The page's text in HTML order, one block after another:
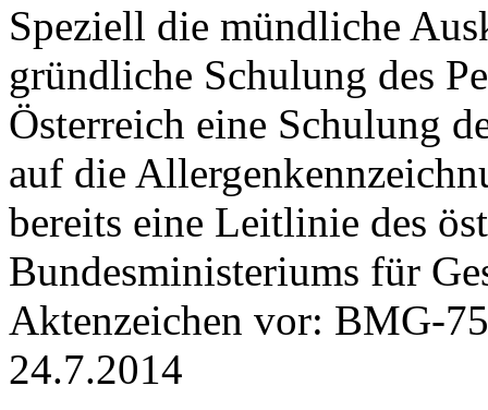
Speziell die mündliche
gründliche Schulung des
Österreich eine Schulung
auf die
bereits eine Leitlinie des
Bundesministeriums für
Aktenzeichen vor: BMG-
24.7.2014